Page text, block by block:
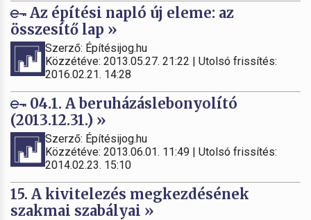
Az építési napló új eleme: az
összesítő lap »
Szerző: Építésijog.hu
Közzétéve: 2013.05.27. 21:22 | Utolsó frissítés:
2016.02.21. 14:28
04.1. A beruházáslebonyolító
(2013.12.31.) »
Szerző: Építésijog.hu
Közzétéve: 2013.06.01. 11:49 | Utolsó frissítés:
2014.02.23. 15:10
15. A kivitelezés megkezdésének
szakmai szabályai »